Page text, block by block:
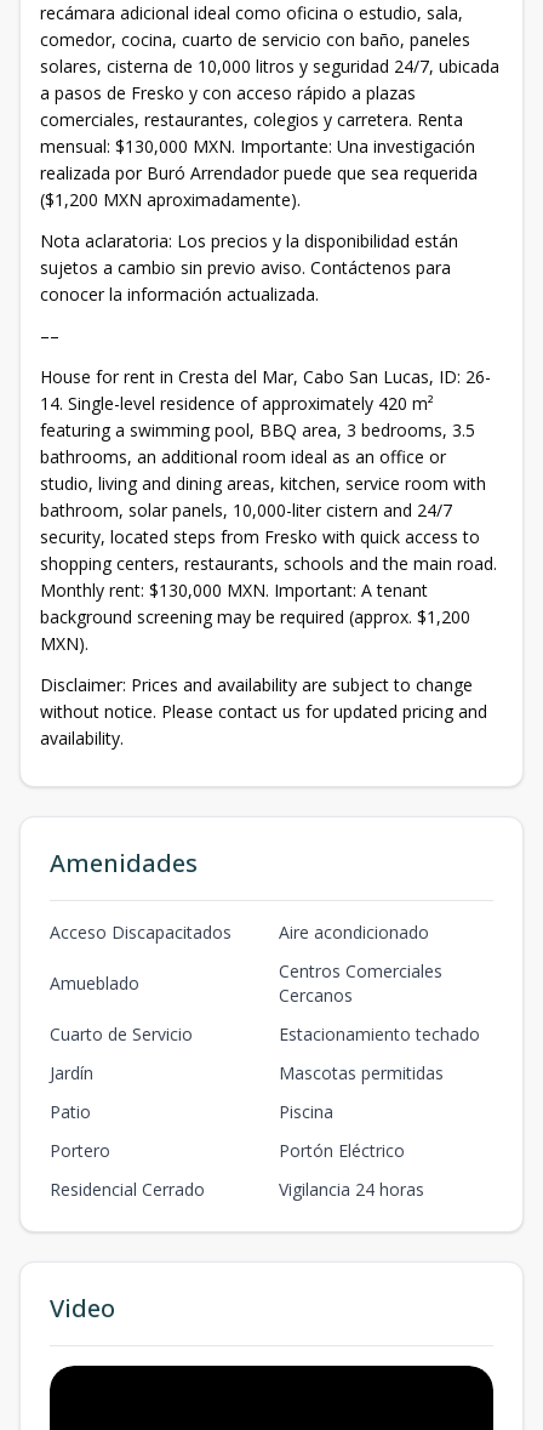
recámara adicional ideal como oficina o estudio, sala,
comedor, cocina, cuarto de servicio con baño, paneles
solares, cisterna de 10,000 litros y seguridad 24/7, ubicada
a pasos de Fresko y con acceso rápido a plazas
comerciales, restaurantes, colegios y carretera. Renta
mensual: $130,000 MXN. Importante: Una investigación
realizada por Buró Arrendador puede que sea requerida
($1,200 MXN aproximadamente).
Nota aclaratoria: Los precios y la disponibilidad están
sujetos a cambio sin previo aviso. Contáctenos para
conocer la información actualizada.
––
House for rent in Cresta del Mar, Cabo San Lucas, ID: 26-
14. Single-level residence of approximately 420 m²
featuring a swimming pool, BBQ area, 3 bedrooms, 3.5
bathrooms, an additional room ideal as an office or
studio, living and dining areas, kitchen, service room with
bathroom, solar panels, 10,000-liter cistern and 24/7
security, located steps from Fresko with quick access to
shopping centers, restaurants, schools and the main road.
Monthly rent: $130,000 MXN. Important: A tenant
background screening may be required (approx. $1,200
MXN).
Disclaimer: Prices and availability are subject to change
without notice. Please contact us for updated pricing and
availability.
Amenidades
Acceso Discapacitados Aire acondicionado
Amueblado
Centros Comerciales
Cercanos
Cuarto de Servicio
Estacionamiento techado
Jardín
Mascotas permitidas
Patio
Piscina
Portero
Portón Eléctrico
Residencial Cerrado
Vigilancia 24 horas
Video